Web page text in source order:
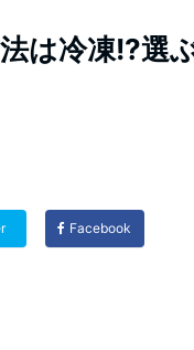
は冷凍!?選
Facebook